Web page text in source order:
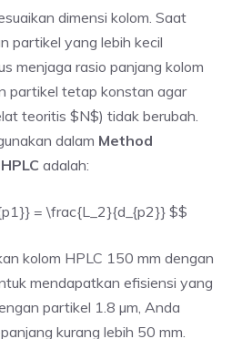
dimensi kolom. Saat
partikel yang lebih kecil
menjaga rasio panjang kolom
partikel tetap konstan agar
teoritis $N$) tidak berubah.
dalam Method
adalah:
= \frac{L_2}{d_{p2}} $$
kolom HPLC 150 mm dengan
mendapatkan efisiensi yang
partikel 1.8 µm, Anda
kurang lebih 50 mm.